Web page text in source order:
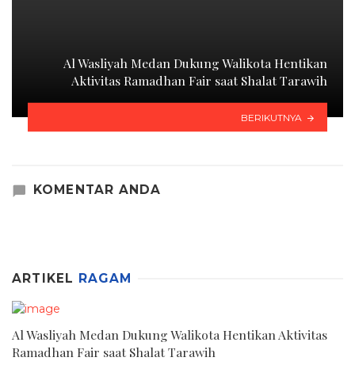
Al Wasliyah Medan Dukung Walikota Hentikan
Aktivitas Ramadhan Fair saat Shalat Tarawih
BERIKUTNYA
KOMENTAR ANDA
ARTIKEL RAGAM
Al Wasliyah Medan Dukung Walikota Hentikan Aktivitas
Ramadhan Fair saat Shalat Tarawih